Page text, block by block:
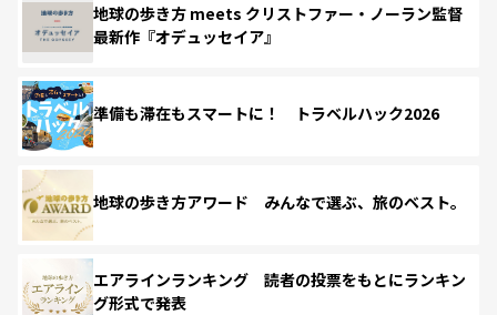
地球の歩き方 meets クリストファー・ノーラン監督
最新作『オデュッセイア』
準備も滞在もスマートに！ トラベルハック2026
地球の歩き方アワード みんなで選ぶ、旅のベスト。
エアラインランキング 読者の投票をもとにランキン
グ形式で発表